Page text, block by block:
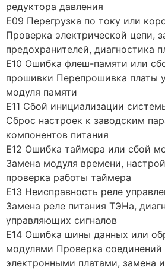
редуктора давления
E09 Перегрузка по току или
Проверка электрической цепи,
предохранителей, диагностика
E10 Ошибка флеш-памяти или
прошивки Перепрошивка платы
модуля памяти
E11 Сбой инициализации
Сброс настроек к заводским
компонентов питания
E12 Ошибка таймера или сбой
Замена модуля времени,
проверка работы таймера
E13 Неисправность реле
Замена реле питания ТЭНа,
управляющих сигналов
E14 Ошибка шины данных или
модулями Проверка
электронными платами, замена